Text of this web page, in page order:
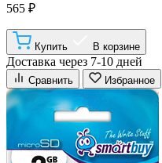
565 ₽
Купить В корзине
Доставка через 7-10 дней
Сравнить Избранное